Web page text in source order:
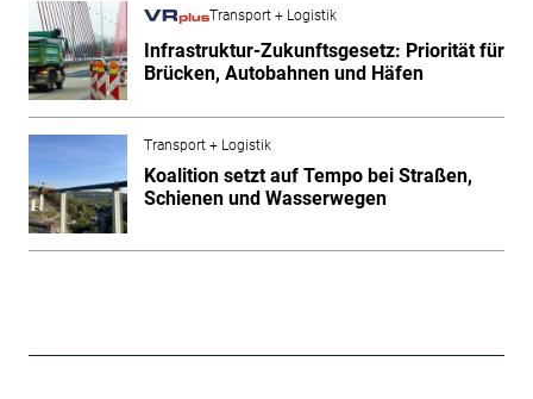
Transport + Logistik
Infrastruktur-Zukunftsgesetz: Priorität für
Brücken, Autobahnen und Häfen
Transport + Logistik
Koalition setzt auf Tempo bei Straßen,
Schienen und Wasserwegen